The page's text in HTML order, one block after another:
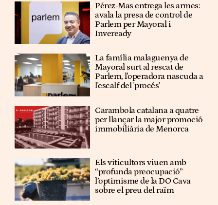
Pérez-Mas entrega les armes:
avala la presa de control de
Parlem per Mayoral i
Inveready
La família malaguenya de
Mayoral surt al rescat de
Parlem, l'operadora nascuda a
l'escalf del 'procés'
Carambola catalana a quatre
per llançar la major promoció
immobiliària de Menorca
Els viticultors viuen amb
“profunda preocupació”
l’optimisme de la DO Cava
sobre el preu del raïm